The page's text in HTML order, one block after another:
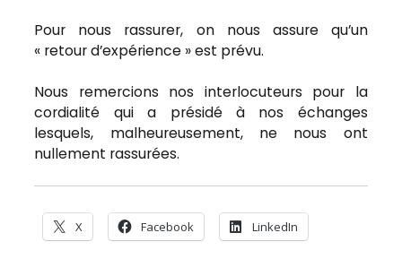
Pour nous rassurer, on nous assure qu’un
« retour d’expérience » est prévu.
Nous remercions nos interlocuteurs pour la
cordialité qui a présidé à nos échanges
lesquels, malheureusement, ne nous ont
nullement rassurées.
X Facebook LinkedIn